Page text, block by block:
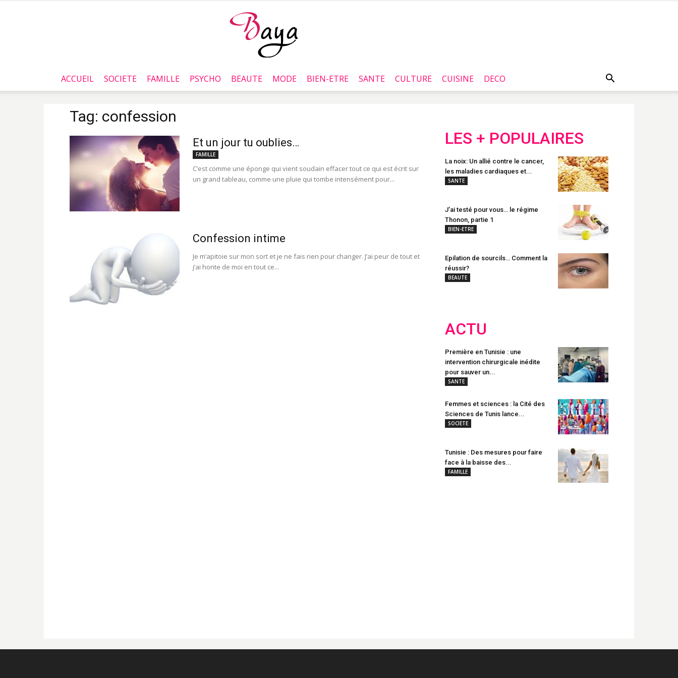
Baya.tn
ACCUEIL SOCIETE FAMILLE PSYCHO BEAUTE MODE BIEN-ETRE SANTE CULTURE CUISINE DECO
Tag: confession
Et un jour tu oublies…
FAMILLE
C’est comme une éponge qui vient soudain effacer tout ce qui est écrit sur
un grand tableau, comme une pluie qui tombe intensément pour...
Confession intime
Je m’apitoie sur mon sort et je ne fais rien pour changer. J’ai peur de tout et
j’ai honte de moi en tout ce...
LES + POPULAIRES
La noix: Un allié contre le cancer,
les maladies cardiaques et...
SANTE
J’ai testé pour vous… le régime
Thonon, partie 1
BIEN-ETRE
Epilation de sourcils… Comment la
réussir?
BEAUTE
ACTU
Première en Tunisie : une
intervention chirurgicale inédite
pour sauver un...
SANTE
Femmes et sciences : la Cité des
Sciences de Tunis lance...
SOCIETE
Tunisie : Des mesures pour faire
face à la baisse des...
FAMILLE